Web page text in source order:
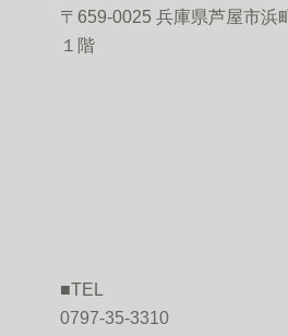
〒659-0025 兵庫県芦屋市浜
１階
■TEL
0797-35-3310